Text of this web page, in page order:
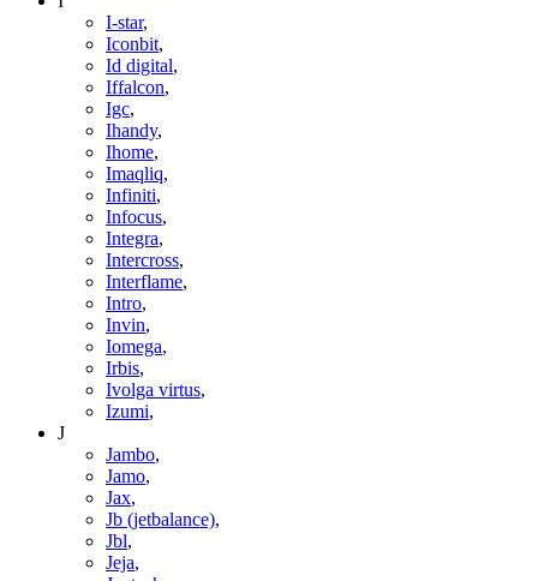
I-star,
Iconbit,
Id digital,
Iffalcon,
Igc,
Ihandy,
Ihome,
Imaqliq,
Infiniti,
Infocus,
Integra,
Intercross,
Interflame,
Intro,
Invin,
Iomega,
Irbis,
Ivolga virtus,
Izumi,
J
Jambo,
Jamo,
Jax,
Jb (jetbalance),
Jbl,
Jeja,